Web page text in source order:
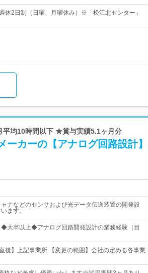
休2日制（日曜、月曜休み）※「松江北センター」
均10時間以下 ★賞与実績5.1ヶ月分
カーの【アナログ回路設計】
ナなどのセンサおよび光データ伝送装置の開発設
ます。
◆大卒以上◆アナログ回路開発設計の業務経験（目
後】上記事業所 【変更の範囲】会社の定める各事業